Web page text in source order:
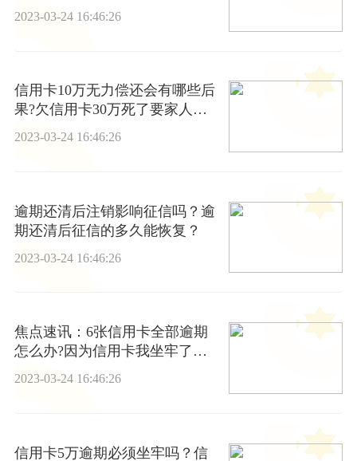
世界时讯
2023-03-24 16:46:26
信用卡10万无力偿还会有哪些后
果?欠信用卡30万死了要家人还
吗?
2023-03-24 16:46:26
逾期还清后注销影响征信吗？逾
期还清后征信的多久能恢复？
2023-03-24 16:46:26
焦点速讯：6张信用卡全部逾期
怎么办?因为信用卡我坐牢了还
要还钱吗?
2023-03-24 16:46:26
信用卡5万逾期必须坐牢吗？信